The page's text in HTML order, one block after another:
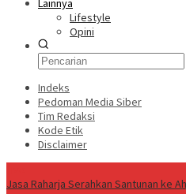
Lainnya
Lifestyle
Opini
Indeks
Pedoman Media Siber
Tim Redaksi
Kode Etik
Disclaimer
Jasa Raharja Serahkan Santunan ke